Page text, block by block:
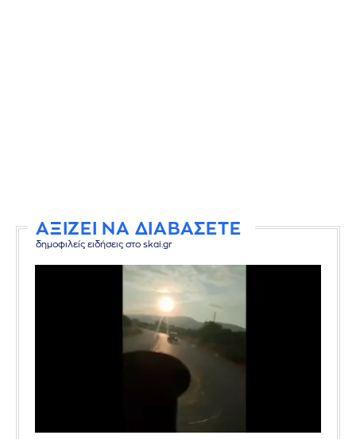
ΑΞΙΖΕΙ ΝΑ ΔΙΑΒΑΣΕΤΕ
δημοφιλείς ειδήσεις στο skai.gr